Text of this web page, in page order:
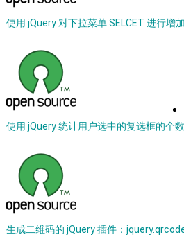
使用 jQuery 对下拉菜单 SELCET 进行增
使用 jQuery 统计用户选中的复选框的个数
生成二维码的 jQuery 插件：